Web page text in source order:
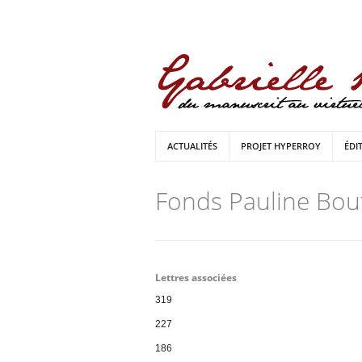
ACTUALITÉS PROJET HYPERROY
Fonds Pauline
Lettres associées
319
227
186